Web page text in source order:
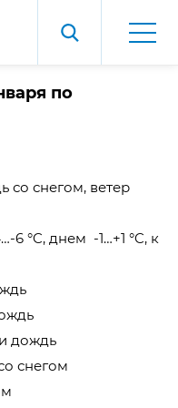
по
со снегом, ветер
6 °C, днем -1…+1 °C, к
дождь
снегом